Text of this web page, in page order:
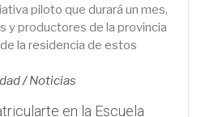
piloto que durará un mes,
y productores de la provincia
la residencia de estos
/Noticias
en la Escuela